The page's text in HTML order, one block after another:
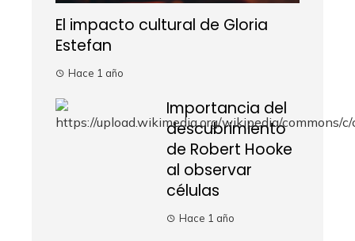
El impacto cultural de Gloria
Estefan
Hace 1 año
Importancia del
descubrimiento
de Robert Hooke
al observar
células
Hace 1 año